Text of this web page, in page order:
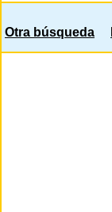
Otra búsqueda